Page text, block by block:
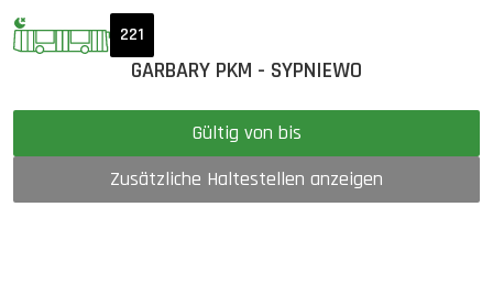
221
GARBARY PKM - SYPNIEWO
Gültig von bis
Zusätzliche Haltestellen anzeigen